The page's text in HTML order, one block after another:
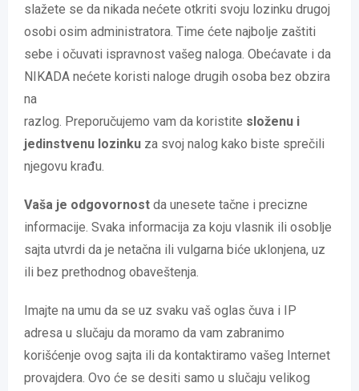
slažete se da nikada nećete otkriti svoju lozinku drugoj
osobi osim administratora. Time ćete najbolje zaštiti
sebe i očuvati ispravnost vašeg naloga. Obećavate i da
NIKADA nećete koristi naloge drugih osoba bez obzira
na
razlog. Preporučujemo vam da koristite složenu i
jedinstvenu lozinku za svoj nalog kako biste sprečili
njegovu krađu.
Vaša je odgovornost da unesete tačne i precizne
informacije. Svaka informacija za koju vlasnik ili osoblje
sajta utvrdi da je netačna ili vulgarna biće uklonjena, uz
ili bez prethodnog obaveštenja.
Imajte na umu da se uz svaku vaš oglas čuva i IP
adresa u slučaju da moramo da vam zabranimo
korišćenje ovog sajta ili da kontaktiramo vašeg Internet
provajdera. Ovo će se desiti samo u slučaju velikog